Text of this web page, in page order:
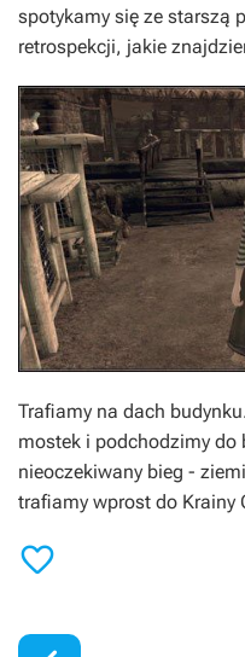
spotykamy się ze starszą
retrospekcji, jakie
Trafiamy na dach
mostek i podchodzimy do
nieoczekiwany bieg -
trafiamy wprost do Krainy
